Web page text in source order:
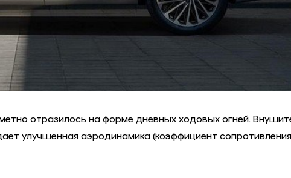
отразилось на форме дневных ходовых огней.
улучшенная аэродинамика (коэффициент сопротивления